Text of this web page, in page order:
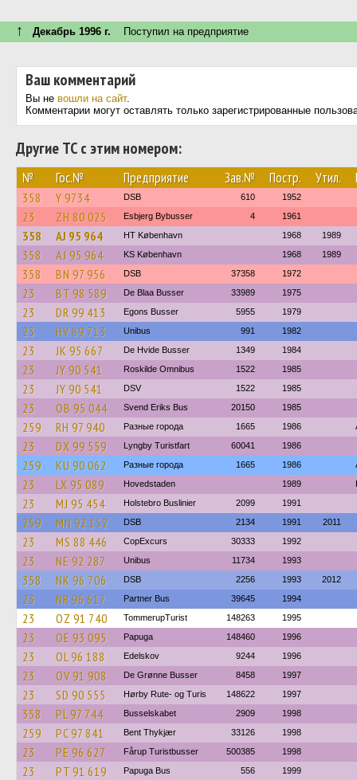
↑ Декабрь 1996 г. Поступил на предприятие
Ваш комментарий
Вы не вошли на сайт.
Комментарии могут оставлять только зарегистрированные
Другие ТС с этим номером:
№ Гос.№ Предприятие Зав.№ Постр. Утил.
358 Y 9734 DSB 610 1952
23 ZH 80 025 Esbjerg Bybusser 4 1961
358 AJ 95 964 HT København 1968 1989
358 AJ 95 964 KS København 1968 1989
358 BN 97 956 DSB 37358 1972
23 BT 98 589 De Blaa Busser 33989 1975
23 DR 99 413 Egons Busser 5955 1979
23 HV 89 713 Unibus 991 1982
23 JK 95 667 De Hvide Busser 1349 1984
23 JY 90 541 Roskilde Omnibus 1522 1985
23 JY 90 541 DSV 1522 1985
23 OB 95 044 Svend Eriks Bus 20150 1985
259 RH 97 940 Разные города 1665 1986
23 DX 99 559 Lyngby Turistfart 60041 1986
259 KU 90 062 Разные города 1665 1986
23 LX 95 089 Hovedstaden 1989
23 MJ 95 454 Holstebro Buslinier 2099 1991
259 MN 92 152 DSB 2134 1991 2011
23 MS 88 446 CopExcurs 30333 1992
23 NE 92 287 Unibus 11734 1993
358 NK 96 706 DSB 2256 1993 2012
23 NR 96 617 Partner Bus 39645 1994
23 OZ 91 740 TommerupTurist 148263 1995
23 OE 93 095 Papuga 148460 1996
23 OL 96 188 Edelskov 9244 1996
23 OV 91 908 De Grønne Busser 8458 1997
23 SD 90 555 Hørby Rute- og Turis 148622 1997
358 PL 97 744 Busselskabet 2909 1998
259 PC 97 841 Bent Thykjær 33126 1998
23 PE 96 627 Fårup Turistbusser 500385 1998
23 PT 91 619 Papuga Bus 556 1999